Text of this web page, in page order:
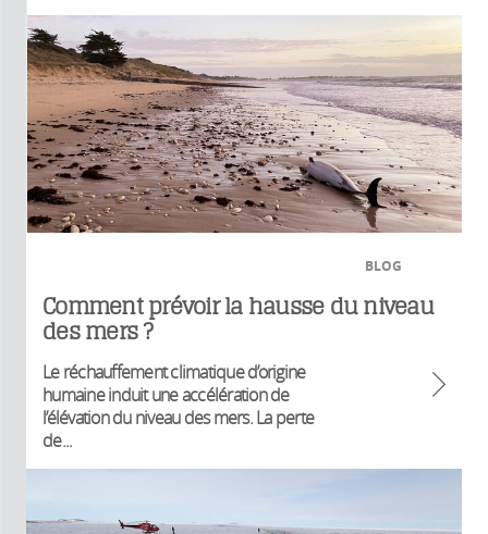
BLOG
Comment prévoir la hausse du niveau
des mers ?
Le réchauffement climatique d’origine
humaine induit une accélération de
l’élévation du niveau des mers. La perte
de...